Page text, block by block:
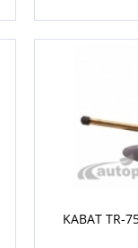
KABAT TR-